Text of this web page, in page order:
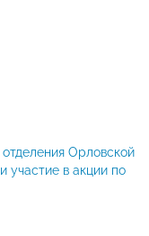
Орловской
в акции по